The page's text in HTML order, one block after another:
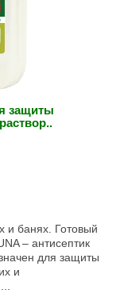
защиты
и банях. Готовый
– антисептик
для защиты
и